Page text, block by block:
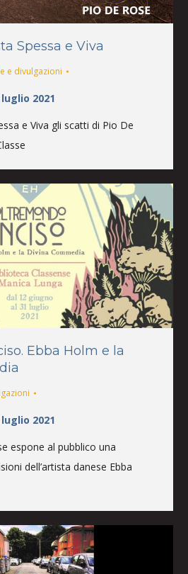
Spessa e Viva
e divulgazioni
2021
e Viva gli scatti di Pio De
Ebba Holm e la
2021
espone al pubblico una
dell’artista danese Ebba